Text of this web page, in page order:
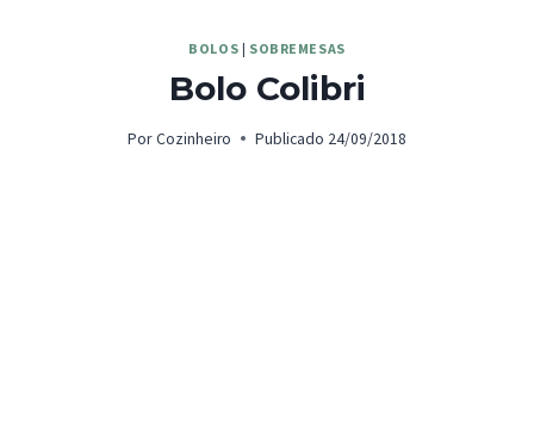
BOLOS | SOBREMESAS
Bolo Colibri
Por Cozinheiro Publicado 24/09/2018